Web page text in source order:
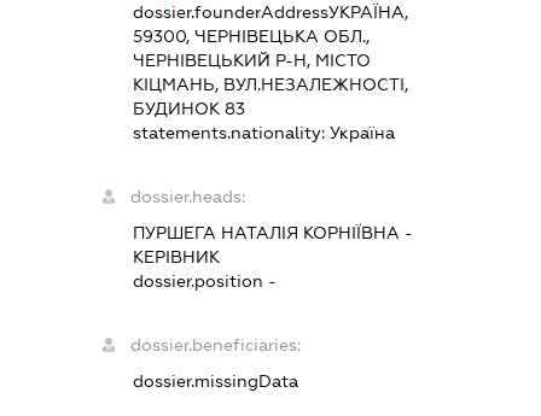
dossier.founderAddressУКРАЇНА,
59300, ЧЕРНІВЕЦЬКА ОБЛ.,
ЧЕРНІВЕЦЬКИЙ Р-Н, МІСТО
КІЦМАНЬ, ВУЛ.НЕЗАЛЕЖНОСТІ,
БУДИНОК 83
statements.nationality: Україна
dossier.heads:
ПУРШЕГА НАТАЛІЯ КОРНІЇВНА -
КЕРІВНИК
dossier.position -
dossier.beneficiaries:
dossier.missingData